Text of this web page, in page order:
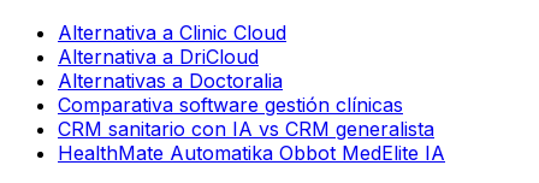
Alternativa a Clinic Cloud
Alternativa a DriCloud
Alternativas a Doctoralia
Comparativa software gestión clínicas
CRM sanitario con IA vs CRM generalista
HealthMate Automatika Obbot MedElite IA